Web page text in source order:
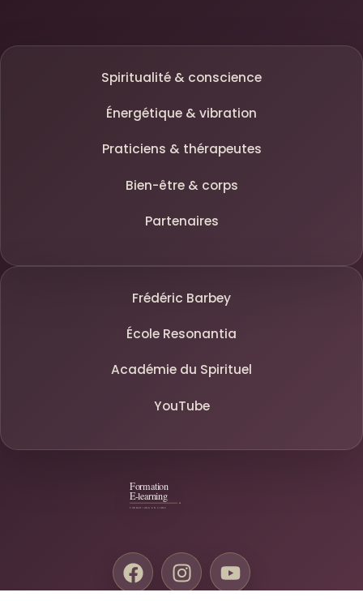
Spiritualité & conscience
Énergétique & vibration
Praticiens & thérapeutes
Bien-être & corps
Partenaires
Frédéric Barbey
École Resonantia
Académie du Spirituel
YouTube